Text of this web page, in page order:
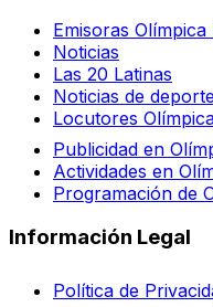
Emisoras Olímpica
Noticias
Las 20 Latinas
Noticias de
Locutores
Publicidad en
Actividades en
Programación de
Información Legal
Política de